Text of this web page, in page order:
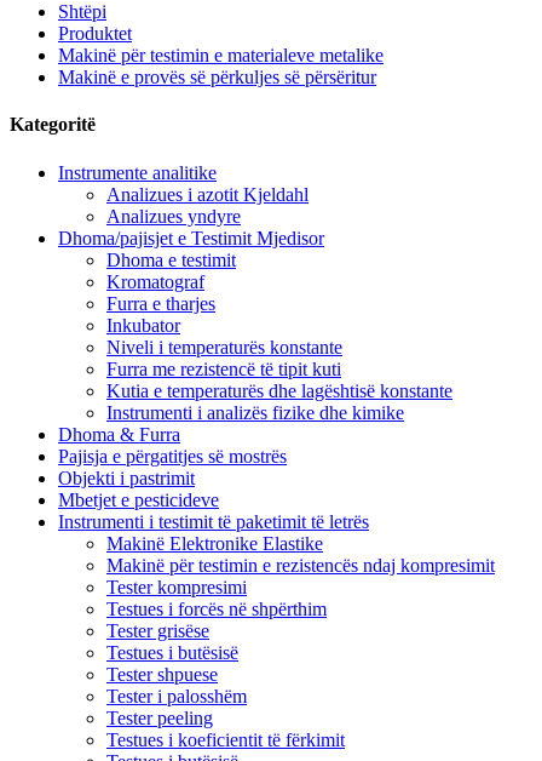
Shtëpi
Produktet
Makinë për testimin e materialeve metalike
Makinë e provës së përkuljes së përsëritur
Kategoritë
Instrumente analitike
Analizues i azotit Kjeldahl
Analizues yndyre
Dhoma/pajisjet e Testimit Mjedisor
Dhoma e testimit
Kromatograf
Furra e tharjes
Inkubator
Niveli i temperaturës konstante
Furra me rezistencë të tipit kuti
Kutia e temperaturës dhe lagështisë konstante
Instrumenti i analizës fizike dhe kimike
Dhoma & Furra
Pajisja e përgatitjes së mostrës
Objekti i pastrimit
Mbetjet e pesticideve
Instrumenti i testimit të paketimit të letrës
Makinë Elektronike Elastike
Makinë për testimin e rezistencës ndaj kompresimit
Tester kompresimi
Testues i forcës në shpërthim
Tester grisëse
Testues i butësisë
Tester shpuese
Tester i palosshëm
Tester peeling
Testues i koeficientit të fërkimit